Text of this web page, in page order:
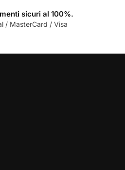
sicuri al 100%.
/ MasterCard / Visa